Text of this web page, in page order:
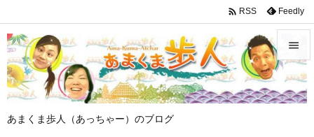
あまくま歩人（あっちゃー）のブログ


メニュ
 RSS Feedly